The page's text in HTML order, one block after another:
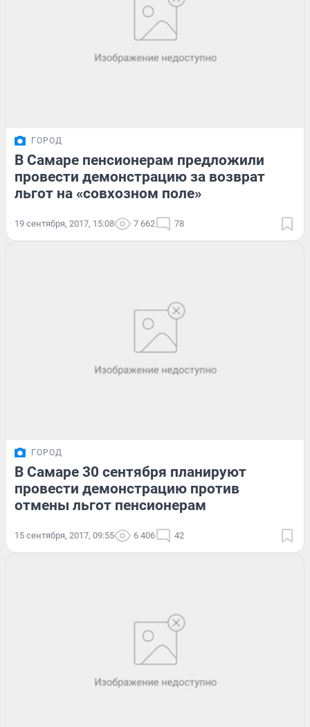
ГОРОД
В Самаре пенсионерам предложили
провести демонстрацию за возврат
льгот на «совхозном поле»
19 сентября, 2017, 15:08 7 662 78
ГОРОД
В Самаре 30 сентября планируют
провести демонстрацию против
отмены льгот пенсионерам
15 сентября, 2017, 09:55 6 406 42